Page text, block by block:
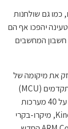
כמו גם שולחנות
יהפכו אף הם
המחשבים
את מיקומה של
החברה כמובילת שוק פתרונות המיקרו-בקרים המתקדמים (MCU)
בטכנולוגיית 32bit. לאחר שהכריזה בשבוע שעבר על 40 מערכות
ColdFire פלוס חדשות, השיק בייר את קו ה-Kinetis, מיקרו-בקרי